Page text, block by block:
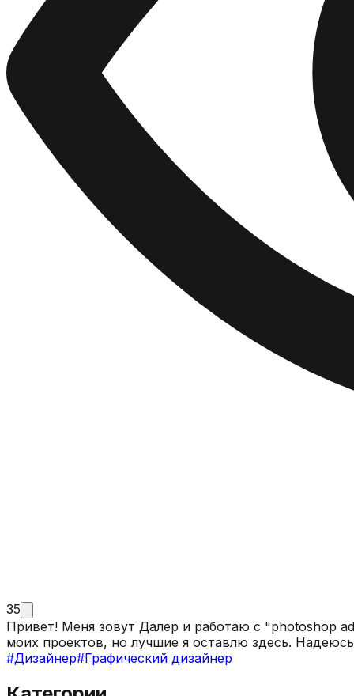
35
Привет! Меня зовут Далер и работаю с "photoshop adobe". Я исправляю какие-либо недочёты, так же создаю с нуля работы. У меня есть множество примеров
#Дизайнер#Графический дизайнер